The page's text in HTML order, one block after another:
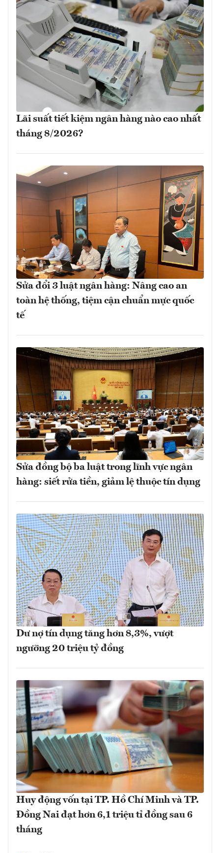
Lãi suất tiết kiệm ngân hàng nào cao nhất
tháng 8/2026?
Sửa đổi 3 luật ngân hàng: Nâng cao an
toàn hệ thống, tiệm cận chuẩn mực quốc
tế
Sửa đồng bộ ba luật trong lĩnh vực ngân
hàng: siết rửa tiền, giảm lệ thuộc tín dụng
Dư nợ tín dụng tăng hơn 8,3%, vượt
ngưỡng 20 triệu tỷ đồng
Huy động vốn tại TP. Hồ Chí Minh và TP.
Đồng Nai đạt hơn 6,1 triệu tỉ đồng sau 6
tháng